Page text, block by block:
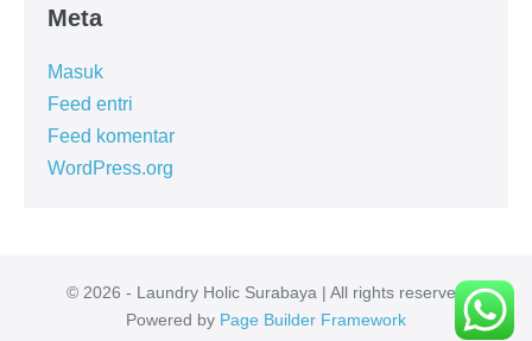
Meta
Masuk
Feed entri
Feed komentar
WordPress.org
© 2026 - Laundry Holic Surabaya | All rights reserved
Powered by Page Builder Framework